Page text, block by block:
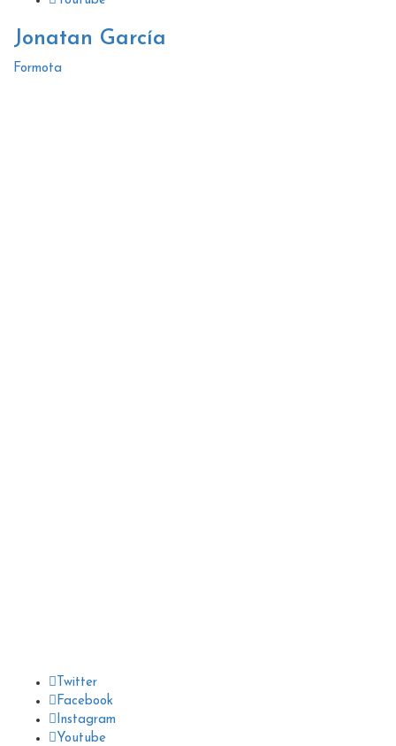
Jonatan García
Formota
Twitter
Facebook
Instagram
Youtube